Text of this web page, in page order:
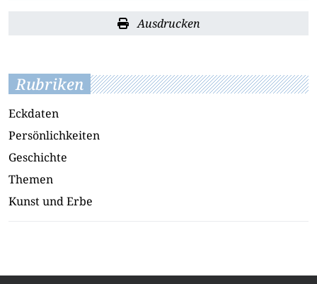
Ausdrucken
Rubriken
Eckdaten
Persönlichkeiten
Geschichte
Themen
Kunst und Erbe